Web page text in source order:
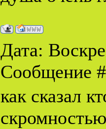
Дата:
Сообщение
как сказал